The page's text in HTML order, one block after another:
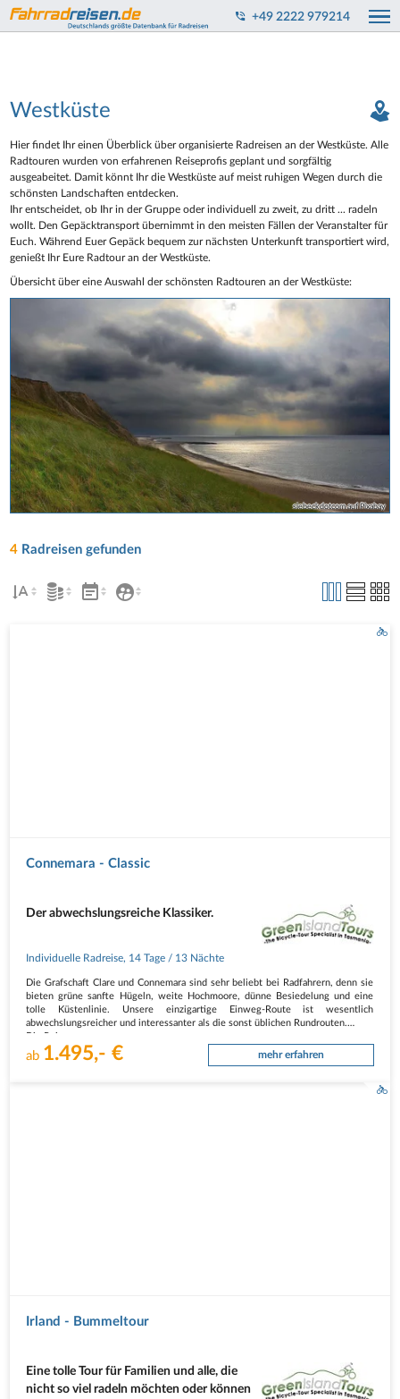
+49 2222 979214
siebeckdotcom auf Pixabay
Westküste
Hier findet Ihr einen Überblick über organisierte Radreisen an der Westküste. Alle
Radtouren wurden von erfahrenen Reiseprofis geplant und sorgfältig
ausgeabeitet. Damit könnt Ihr die Westküste auf meist ruhigen Wegen durch die
schönsten Landschaften entdecken.
Ihr entscheidet, ob Ihr in der Gruppe oder individuell zu zweit, zu dritt ... radeln
wollt. Den Gepäcktransport übernimmt in den meisten Fällen der Veranstalter für
Euch. Während Euer Gepäck bequem zur nächsten Unterkunft transportiert wird,
genießt Ihr Eure Radtour an der Westküste.
Übersicht über eine Auswahl der schönsten Radtouren an der Westküste:
4 Radreisen gefunden
Connemara - Classic
Der abwechslungsreiche Klassiker.
Individuelle Radreise, 14 Tage / 13 Nächte
Die Grafschaft Clare und Connemara sind sehr beliebt bei Radfahrern, denn sie
bieten grüne sanfte Hügeln, weite Hochmoore, dünne Besiedelung und eine
tolle Küstenlinie. Unsere einzigartige Einweg-Route ist wesentlich
abwechslungsreicher und interessanter als die sonst üblichen Rundrouten.
ab 1.495,- € mehr erfahren
Irland - Bummeltour
Eine tolle Tour für Familien und alle, die
nicht so viel radeln möchten oder können